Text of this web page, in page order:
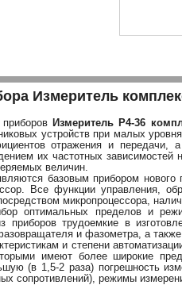
Измеритель
Измеритель Р4-36
устройств при малых
отражения и передачи,
их частотных
величин.
базовым прибором
Все функции управления,
микропроцессора,
оптимальных пределов и
приборов трудоемкие в
и фазометра, а
и степени
имеют более широкие
(в 1,5-2 раза) погрешность
сопротивлений), режимы